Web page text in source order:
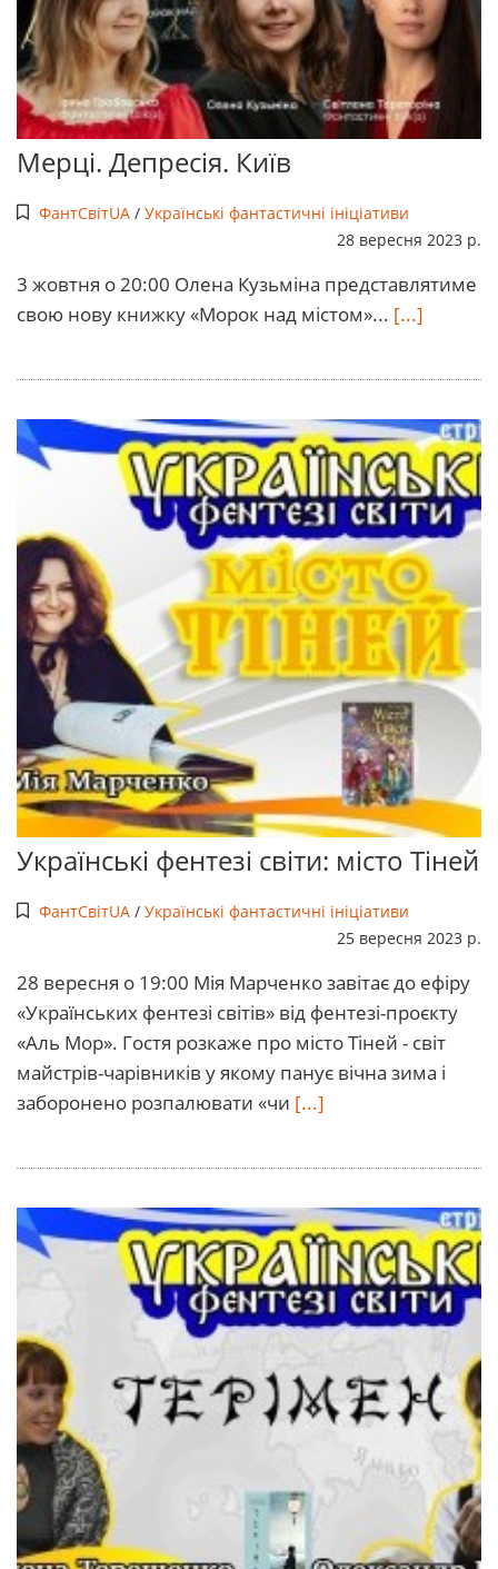
Мерці. Депресія. Київ
ФантСвітUA/ Українські фантастичні ініціативи
28 вересня 2023 р.
3 жовтня о 20:00 Олена Кузьміна представлятиме
свою нову книжку «Морок над містом»... [...]
Українські фентезі світи: місто Тіней
ФантСвітUA/ Українські фантастичні ініціативи
25 вересня 2023 р.
28 вересня о 19:00 Мія Марченко завітає до ефіру
«Українських фентезі світів» від фентезі-проєкту
«Аль Мор». Гостя розкаже про місто Тіней - світ
майстрів-чарівників у якому панує вічна зима і
заборонено розпалювати «чи [...]